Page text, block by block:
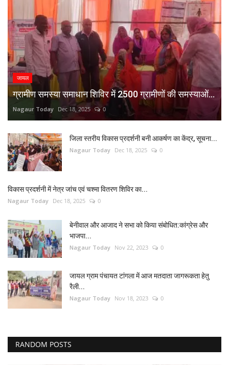
जायल
ग्रामीण समस्या समाधान शिविर में 2500 ग्रामीणों की समस्याओं...
Nagaur Today Dec 18, 2025 0
जिला स्तरीय विकास प्रदर्शनी बनी आकर्षण का केंद्र, सूचना...
Nagaur Today Dec 18, 2025 0
विकास प्रदर्शनी में नेत्र जांच एवं चश्मा वितरण शिविर का...
Nagaur Today Dec 18, 2025 0
बेनीवाल और आजाद ने सभा को किया संबोधित:कांग्रेस और
भाजपा...
Nagaur Today Nov 22, 2023 0
जायल ग्राम पंचायत टांगला में आज मतदाता जागरूकता हेतु
रैली...
Nagaur Today Nov 18, 2023 0
RANDOM POSTS